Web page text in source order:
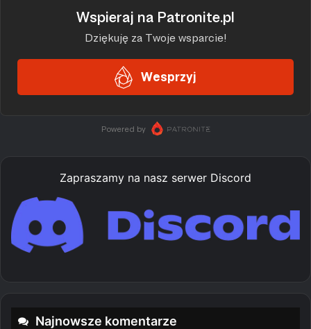
Zapraszamy na nasz serwer Discord
Najnowsze komentarze